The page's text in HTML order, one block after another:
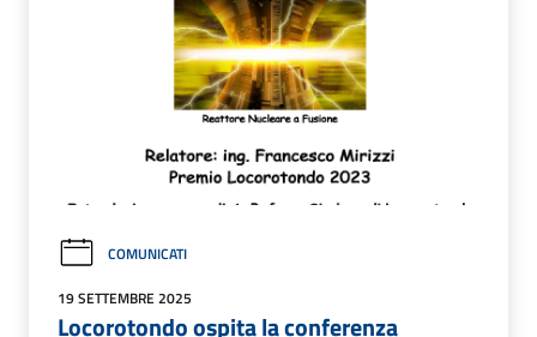
COMUNICATI
19 SETTEMBRE 2025
Locorotondo ospita la conferenza